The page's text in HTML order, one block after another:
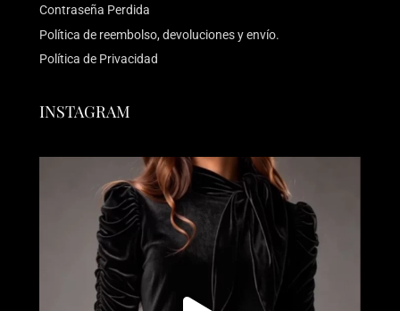
Contraseña Perdida
Política de reembolso, devoluciones y envío.
Política de Privacidad
INSTAGRAM